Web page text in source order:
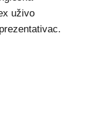
uživo